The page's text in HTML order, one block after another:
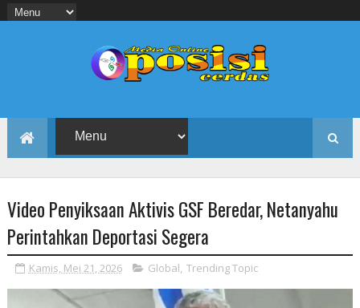
Video Penyiksaan Aktivis GSF Beredar, Netanyahu
Perintahkan Deportasi Segera
Kamis, Mei 21, 2026 Global, Trending Topic